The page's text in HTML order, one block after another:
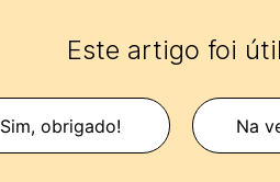
Este artigo foi
Sim, obrigado! Na